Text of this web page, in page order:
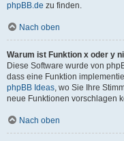
phpBB.de zu finden.
Nach oben
Warum ist Funktion x oder y
Diese Software wurde von
dass eine Funktion
phpBB Ideas, wo Sie Ihre
neue Funktionen vorschlagen
Nach oben